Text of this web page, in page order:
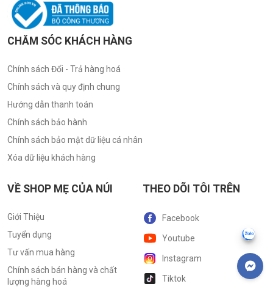
CHĂM SÓC KHÁCH HÀNG
Chính sách Đổi - Trả hàng hoá
Chính sách và quy định chung
Hướng dẫn thanh toán
Chính sách bảo hành
Chính sách bảo mật dữ liệu cá nhân
Xóa dữ liệu khách hàng
VỀ SHOP MẸ CỦA NÚI
Giới Thiệu
Tuyển dụng
Tư vấn mua hàng
Chính sách bán hàng và chất
lượng hàng hoá
THEO DÕI TÔI TRÊN
Facebook
Youtube
Instagram
Tiktok